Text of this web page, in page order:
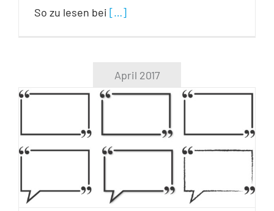
So zu lesen bei […]
April 2017